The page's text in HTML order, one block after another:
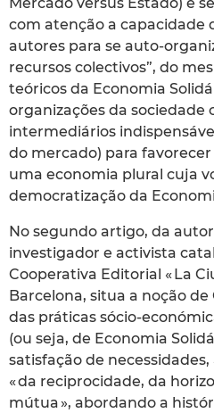
com atenção a capacidade
autores para se auto-
recursos colectivos”, do
teóricos da Economia
organizações da sociedade
intermediários
do mercado) para
uma economia plural cuja
democratização da
No segundo artigo, da
investigador e activista
Cooperativa Editorial « La
Barcelona, situa a noção
das práticas sócio-
(ou seja, de Economia
satisfação de
« da reciprocidade, da
mútua », abordando a